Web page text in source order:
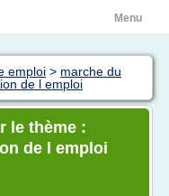
Menu
emploi > marche du
de l emploi
le thème :
de l emploi